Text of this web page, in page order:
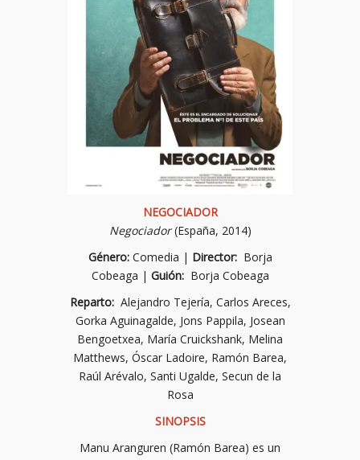
NEGOCIADOR
Negociador(España, 2014)
Género:Comedia | Director: Borja
Cobeaga | Guión: Borja Cobeaga
Reparto: Alejandro Tejería, Carlos Areces,
Gorka Aguinagalde, Jons Pappila, Josean
Bengoetxea, María Cruickshank, Melina
Matthews, Óscar Ladoire, Ramón Barea,
Raúl Arévalo, Santi Ugalde, Secun de la
Rosa
SINOPSIS
Manu Aranguren (Ramón Barea) es un